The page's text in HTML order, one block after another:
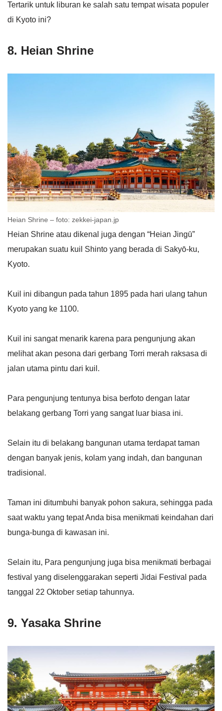
Tertarik untuk liburan ke salah satu tempat wisata populer
di Kyoto ini?
8. Heian Shrine
Heian Shrine – foto: zekkei-japan.jp
Heian Shrine atau dikenal juga dengan “Heian Jingū”
merupakan suatu kuil Shinto yang berada di Sakyō-ku,
Kyoto.
Kuil ini dibangun pada tahun 1895 pada hari ulang tahun
Kyoto yang ke 1100.
Kuil ini sangat menarik karena para pengunjung akan
melihat akan pesona dari gerbang Torri merah raksasa di
jalan utama pintu dari kuil.
Para pengunjung tentunya bisa berfoto dengan latar
belakang gerbang Torri yang sangat luar biasa ini.
Selain itu di belakang bangunan utama terdapat taman
dengan banyak jenis, kolam yang indah, dan bangunan
tradisional.
Taman ini ditumbuhi banyak pohon sakura, sehingga pada
saat waktu yang tepat Anda bisa menikmati keindahan dari
bunga-bunga di kawasan ini.
Selain itu, Para pengunjung juga bisa menikmati berbagai
festival yang diselenggarakan seperti Jidai Festival pada
tanggal 22 Oktober setiap tahunnya.
9. Yasaka Shrine